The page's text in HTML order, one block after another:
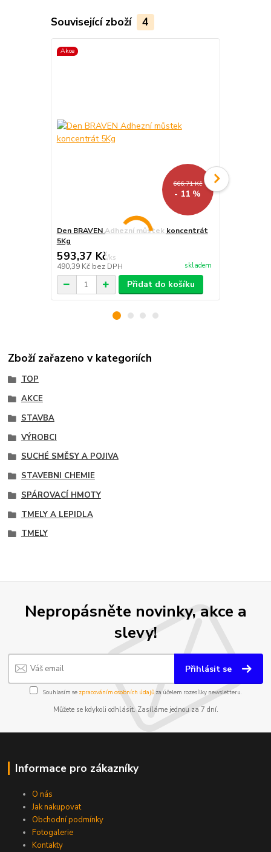
Související zboží 4
Akce
666,71 Kč
- 11 %
Den BRAVEN Adhezní můstek koncentrát
5Kg
593,37 Kč/ks
490,39 Kč bez DPH skladem
Přidat do košíku
Zboží zařazeno v kategoriích
TOP
AKCE
STAVBA
VÝROBCI
SUCHÉ SMĚSY A POJIVA
STAVEBNI CHEMIE
SPÁROVACÍ HMOTY
TMELY A LEPIDLA
TMELY
Nepropásněte novinky, akce a
slevy!
Přihlásit se
Souhlasím se zpracováním osobních údajůza účelem rozesílky newsletteru.
Můžete se kdykoli odhlásit. Zasíláme jednou za 7 dní.
Informace pro zákazníky
O nás
Jak nakupovat
Obchodní podmínky
Fotogalerie
Kontakty